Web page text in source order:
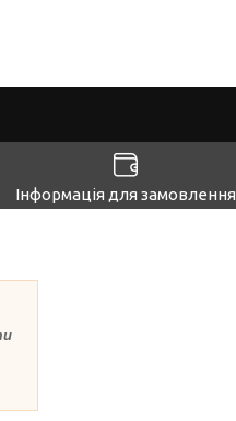
Інформація для замовлення